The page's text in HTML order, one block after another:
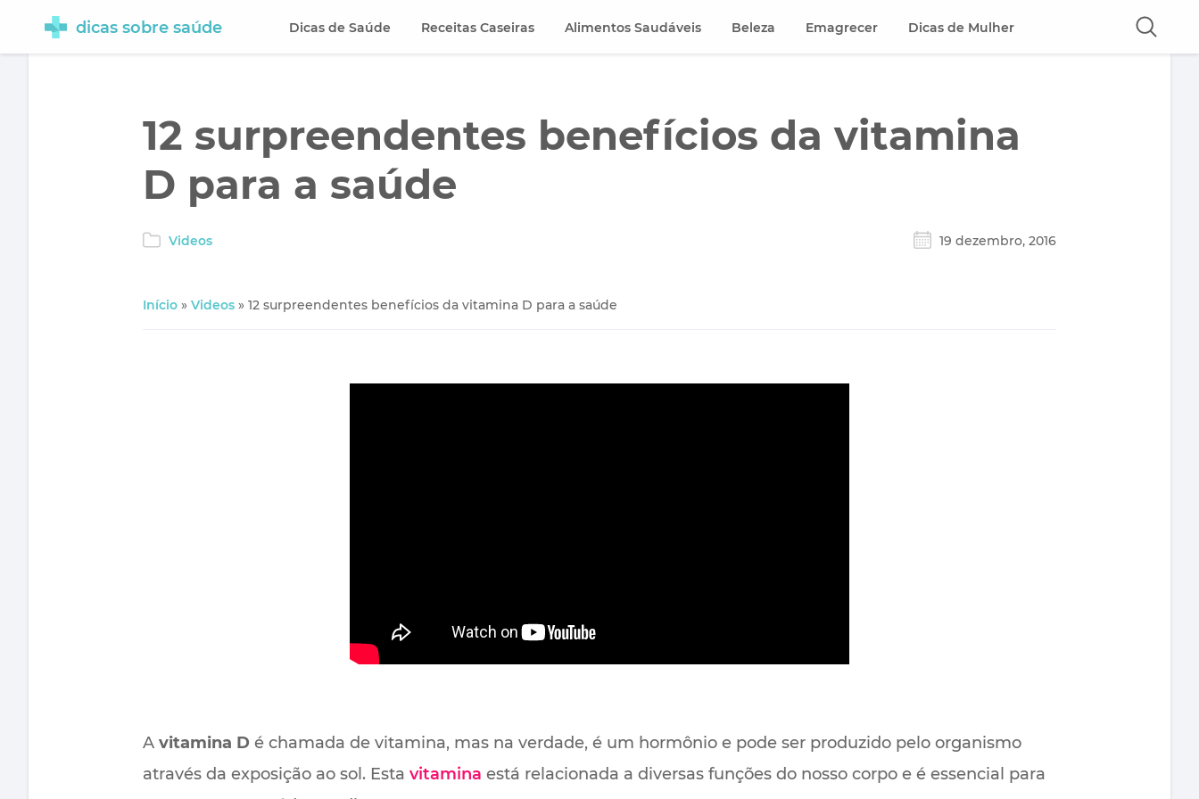
12 surpreendentes benefícios da vitamina
D para a saúde
Videos 19 dezembro, 2016
Início » Videos » 12 surpreendentes benefícios da vitamina D para a saúde
A vitamina D é chamada de vitamina, mas na verdade, é um hormônio e pode ser produzido pelo organismo
através da exposição ao sol. Esta vitamina está relacionada a diversas funções do nosso corpo e é essencial para
dicas sobre saúde Dicas de Saúde Receitas Caseiras Alimentos Saudáveis Beleza Emagrecer Dicas de Mulher